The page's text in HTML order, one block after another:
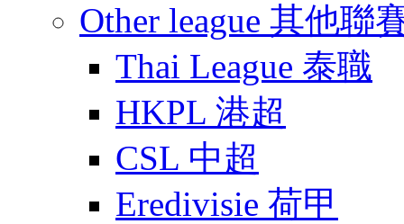
Other league 其他聯
Thai League 泰職
HKPL 港超
CSL 中超
Eredivisie 荷甲